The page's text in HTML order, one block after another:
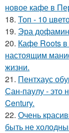
новое кафе в
18. Топ - 10
19. Эра
20. Кафе Roots в
настоящим
жизни.
21. Пентхаус
Сан-паулу - это
Century.
22. Очень
быть не